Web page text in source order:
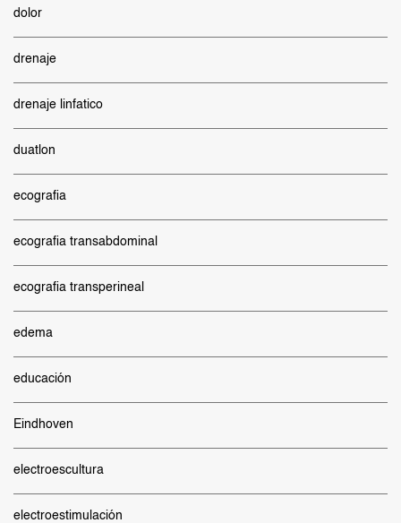
dolor
drenaje
drenaje linfatico
duatlon
ecografia
ecografia transabdominal
ecografia transperineal
edema
educación
Eindhoven
electroescultura
electroestimulación